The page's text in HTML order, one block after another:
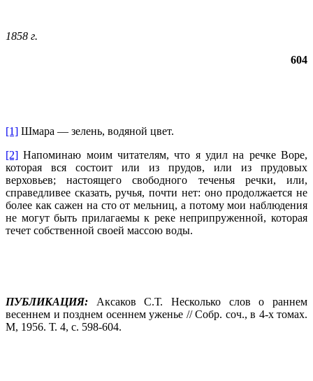
1858 г.
604
[1] Шмара — зелень, водяной цвет.
[2] Напоминаю моим читателям, что я удил на речке Воре,
которая вся состоит или из прудов, или из прудовых
верховьев; настоящего свободного теченья речки, или,
справедливее сказать, ручья, почти нет: оно продолжается не
более как сажен на сто от мельниц, а потому мои наблюдения
не могут быть прилагаемы к реке неприпруженной, которая
течет собственной своей массою воды.
ПУБЛИКАЦИЯ: Аксаков С.Т. Несколько слов о раннем
весеннем и позднем осеннем уженье // Собр. соч., в 4-х томах.
М, 1956. Т. 4, с. 598-604.